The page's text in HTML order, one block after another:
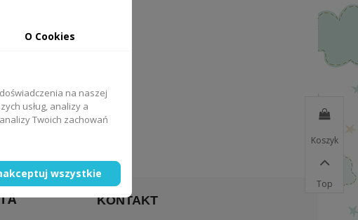
Koszyk
Top
KONTAKT
O Cookies
na naszej
usług, analizy a
Twoich zachowań
wszystkie